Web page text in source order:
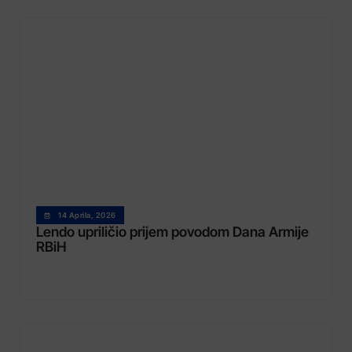
14 Aprila, 2026
Lendo upriličio prijem povodom Dana Armije
RBiH